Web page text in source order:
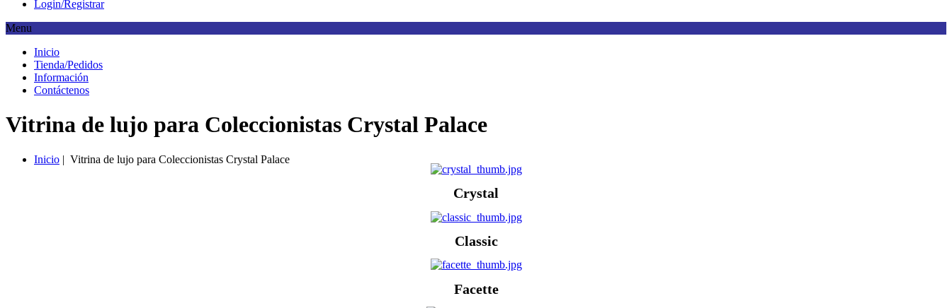
Login/Registrar
Menu
Inicio
Tienda/Pedidos
Información
Contáctenos
Vitrina de lujo para Coleccionistas Crystal Palace
Inicio | Vitrina de lujo para Coleccionistas Crystal Palace
Crystal
Classic
Facette